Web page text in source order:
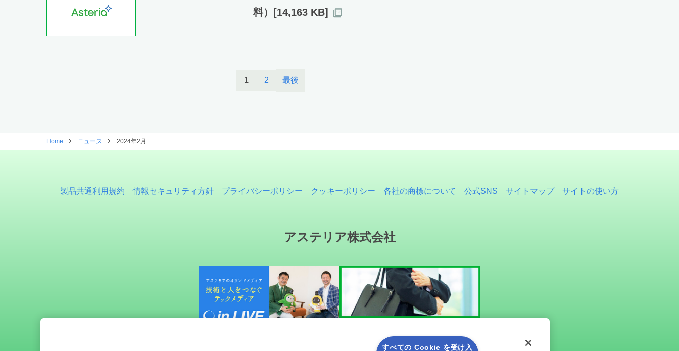
料）[14,163 KB]
1 2 最後
Home ニュース 2024年2月
製品共通利用規約 情報セキュリティ方針 プライバシーポリシー クッキーポリシー 各社の商標について 公式SNS サイトマップ サイトの使い方
アステリア株式会社
すべての Cookie を受け入